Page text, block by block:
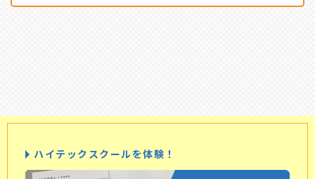
ハイテックスクールを体験！